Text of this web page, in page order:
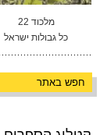
מלכוד 22
כל גבולות ישראל